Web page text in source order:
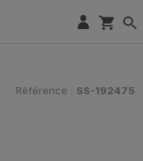
Référence : SS-192475